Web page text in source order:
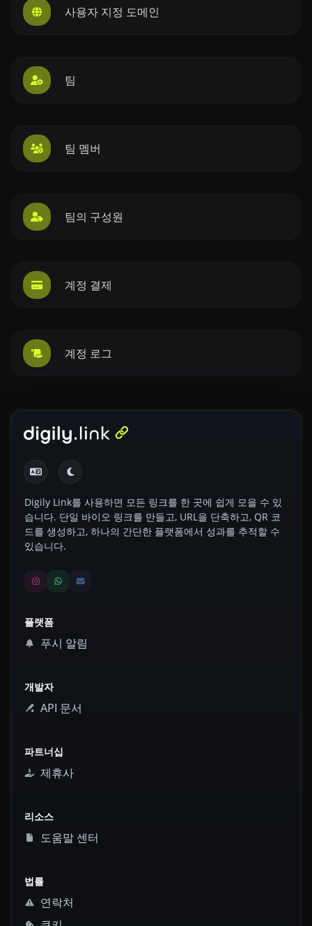
사용자 지정 도메인
팀
팀 멤버
팀의 구성원
계정 결제
계정 로그
Digily Link를 사용하면 모든 링크를 한 곳에 쉽게 모을 수 있
습니다. 단일 바이오 링크를 만들고, URL을 단축하고, QR 코
드를 생성하고, 하나의 간단한 플랫폼에서 성과를 추적할 수
있습니다.
플랫폼
푸시 알림
개발자
API 문서
파트너십
제휴사
리소스
도움말 센터
법률
연락처